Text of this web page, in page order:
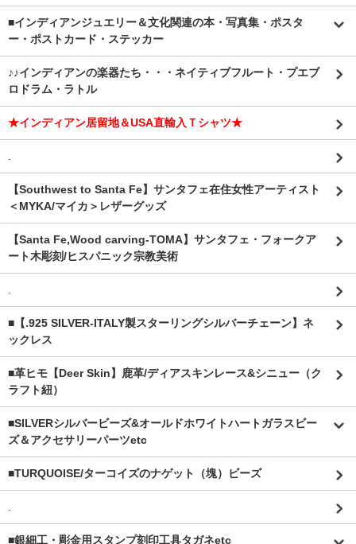
■インディアンジュエリー＆文化関連の本・写真集・ポスタ
ー・ポストカード・ステッカー
♪♪インディアンの楽器たち・・・ネイティブフルート・プエブ
ロドラム・ラトル
★インディアン居留地＆USA直輸入Ｔシャツ★
【Southwest to Santa Fe】サンタフェ在住女性アーティスト
＜MYKA/マイカ＞レザーグッズ
【Santa Fe,Wood carving-TOMA】サンタフェ・フォークア
ート木彫刻/ヒスパニック宗教美術
■【.925 SILVER-ITALY製スターリングシルバーチェーン】ネ
ックレス
■革ヒモ【Deer Skin】鹿革/ディアスキンレース&シニュー（ク
ラフト紐）
■SILVERシルバービーズ&オールドホワイトハートガラスビー
ズ＆アクセサリーパーツetc
■TURQUOISE/ターコイズのナゲット（塊）ビーズ
■銀細工・彫金用スタンプ刻印工具タガネetc